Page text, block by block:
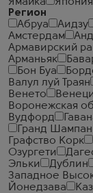
Регион
Абруа
Аидзу
Амстердам
Армавирский
Арманьяк
Бон Буа
Валул луй Траян
Венето
Воронежская
Вудфорд
Гранд
Графство Корк
Озургети
Эльки
Дублин
Западное
Йонедзава